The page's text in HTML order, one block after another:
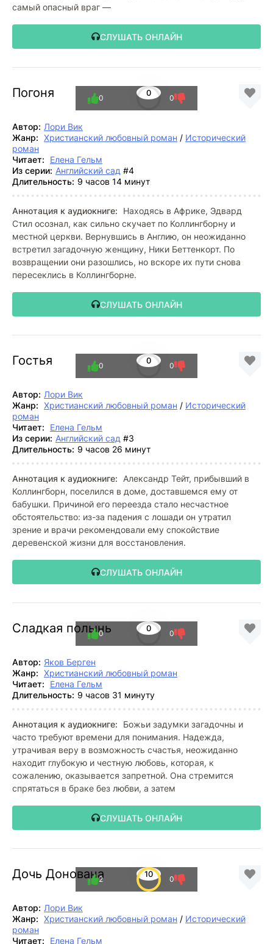
самый опасный враг —
СЛУШАТЬ ОНЛАЙН
Погоня 0
0 0
Автор: Лори Вик
Жанр: Христианский любовный роман / Исторический
роман
Читает:
Елена Гельм
Из серии: Английский сад #4
Длительность: 9 часов 14 минут
Аннотация к аудиокниге:
Находясь в Африке, Эдвард
Стил осознал, как сильно скучает по Коллингборну и
местной церкви. Вернувшись в Англию, он неожиданно
встретил загадочную женщину, Ники Беттенкорт. По
возвращении они разошлись, но вскоре их пути снова
пересеклись в Коллингборне.
СЛУШАТЬ ОНЛАЙН
Гостья 0
0 0
Автор: Лори Вик
Жанр: Христианский любовный роман / Исторический
роман
Читает:
Елена Гельм
Из серии: Английский сад #3
Длительность: 9 часов 26 минут
Аннотация к аудиокниге:
Александр Тейт, прибывший в
Коллингборн, поселился в доме, доставшемся ему от
бабушки. Причиной его переезда стало несчастное
обстоятельство: из-за падения с лошади он утратил
зрение и врачи рекомендовали ему спокойствие
деревенской жизни для восстановления.
СЛУШАТЬ ОНЛАЙН
Сладкая полынь 0
0 0
Автор: Яков Берген
Жанр: Христианский любовный роман
Читает:
Елена Гельм
Длительность: 9 часов 31 минуту
Аннотация к аудиокниге:
Божьи задумки загадочны и
часто требуют времени для понимания. Надежда,
утрачивая веру в возможность счастья, неожиданно
находит глубокую и честную любовь, которая, к
сожалению, оказывается запретной. Она стремится
спрятаться в браке без любви, а затем
СЛУШАТЬ ОНЛАЙН
Дочь Донована 10
2 0
Автор: Лори Вик
Жанр: Христианский любовный роман / Исторический
роман
Читает:
Елена Гельм